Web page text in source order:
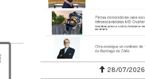
28/07/2026